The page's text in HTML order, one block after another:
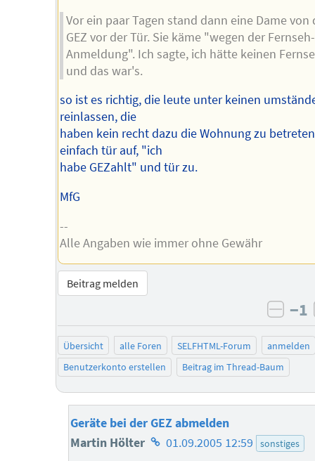
Vor ein paar Tagen stand dann eine Dame von
GEZ vor der Tür. Sie käme "wegen der Fernseh-
Anmeldung". Ich sagte, ich hätte keinen
und das war's.
so ist es richtig, die leute unter keinen
reinlassen, die
haben kein recht dazu die Wohnung zu
einfach tür auf, "ich
habe GEZahlt" und tür zu.
MfG
--
Alle Angaben wie immer ohne Gewähr
Beitrag melden
−1
Übersicht alle Foren SELFHTML-Forum
anmelden
Benutzerkonto erstellen
Beitrag im Thread-Baum
Geräte bei der GEZ abmelden
Martin Hölter Homepage
01.09.2005 12:59 sonstiges